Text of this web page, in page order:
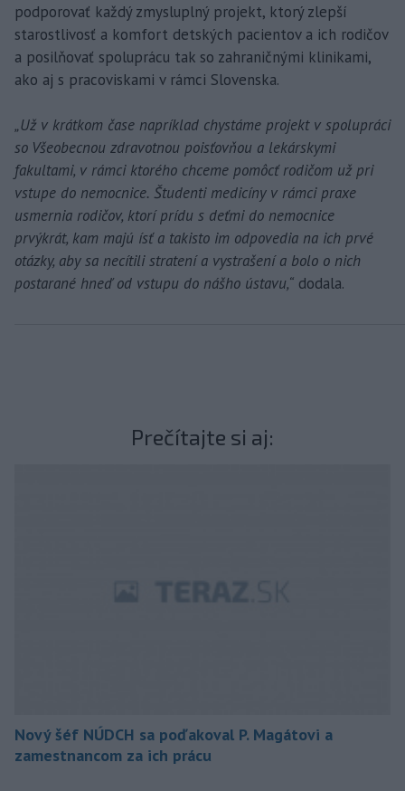
podporovať každý zmysluplný projekt, ktorý zlepší
starostlivosť a komfort detských pacientov a ich rodičov
a posilňovať spoluprácu tak so zahraničnými klinikami,
ako aj s pracoviskami v rámci Slovenska.
„Už v krátkom čase napríklad chystáme projekt v spolupráci
so Všeobecnou zdravotnou poisťovňou a lekárskymi
fakultami, v rámci ktorého chceme pomôcť rodičom už pri
vstupe do nemocnice. Študenti medicíny v rámci praxe
usmernia rodičov, ktorí prídu s deťmi do nemocnice
prvýkrát, kam majú ísť a takisto im odpovedia na ich prvé
otázky, aby sa necítili stratení a vystrašení a bolo o nich
postarané hneď od vstupu do nášho ústavu,“ dodala.
Prečítajte si aj:
Nový šéf NÚDCH sa poďakoval P. Magátovi a
zamestnancom za ich prácu